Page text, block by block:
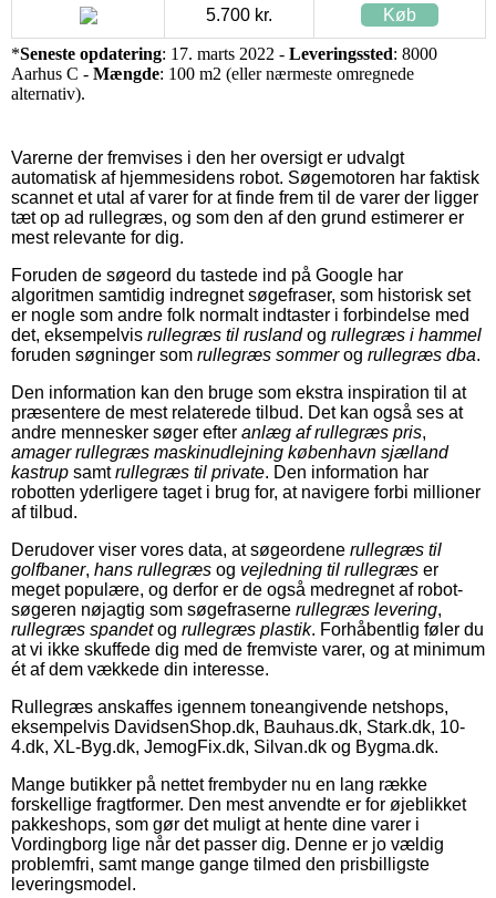
5.700 kr. Køb
*Seneste opdatering: 17. marts 2022 - Leveringssted: 8000
Aarhus C - Mængde: 100 m2 (eller nærmeste omregnede
alternativ).
Varerne der fremvises i den her oversigt er udvalgt
automatisk af hjemmesidens robot. Søgemotoren har faktisk
scannet et utal af varer for at finde frem til de varer der ligger
tæt op ad rullegræs, og som den af den grund estimerer er
mest relevante for dig.
Foruden de søgeord du tastede ind på Google har
algoritmen samtidig indregnet søgefraser, som historisk set
er nogle som andre folk normalt indtaster i forbindelse med
det, eksempelvis rullegræs til ruslandog rullegræs i hammel
foruden søgninger som rullegræs sommerog rullegræs dba.
Den information kan den bruge som ekstra inspiration til at
præsentere de mest relaterede tilbud. Det kan også ses at
andre mennesker søger efter anlæg af rullegræs pris,
amager rullegræs maskinudlejning københavn sjælland
kastrup samtrullegræs til private. Den information har
robotten yderligere taget i brug for, at navigere forbi millioner
af tilbud.
Derudover viser vores data, at søgeordene rullegræs til
golfbaner, hans rullegræs og vejledning til rullegræs er
meget populære, og derfor er de også medregnet af robot-
søgeren nøjagtig som søgefraserne rullegræs levering,
rullegræs spandetog rullegræs plastik. Forhåbentlig føler du
at vi ikke skuffede dig med de fremviste varer, og at minimum
ét af dem vækkede din interesse.
Rullegræs anskaffes igennem toneangivende netshops,
eksempelvis DavidsenShop.dk, Bauhaus.dk, Stark.dk, 10-
4.dk, XL-Byg.dk, JemogFix.dk, Silvan.dk og Bygma.dk.
Mange butikker på nettet frembyder nu en lang række
forskellige fragtformer. Den mest anvendte er for øjeblikket
pakkeshops, som gør det muligt at hente dine varer i
Vordingborg lige når det passer dig. Denne er jo vældig
problemfri, samt mange gange tilmed den prisbilligste
leveringsmodel.